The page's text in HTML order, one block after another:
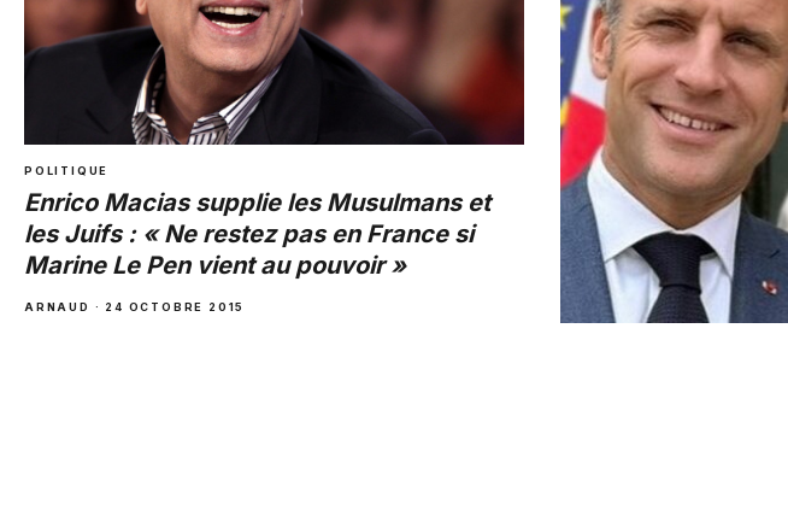
POLITIQUE
Enrico Macias supplie les Musulmans et
les Juifs : « Ne restez pas en France si
Marine Le Pen vient au pouvoir »
ARNAUD · 24 OCTOBRE 2015